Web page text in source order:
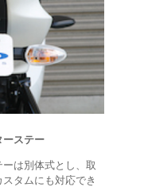
ーステー
は別体式とし、取
タムにも対応でき